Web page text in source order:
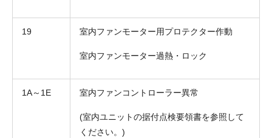
19 室内ファンモーター用プロテクター作動
室内ファンモーター過熱・ロック
1A～1E 室内ファンコントローラー異常
(室内ユニットの据付点検要領書を参照して
ください。)